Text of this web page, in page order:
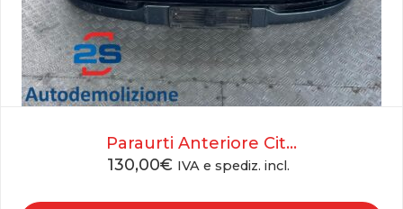
Paraurti Anteriore Cit...
130,00€ IVA e spediz. incl.